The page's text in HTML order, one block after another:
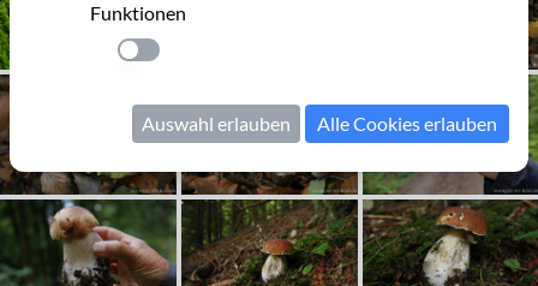
Funktionen
Einstellung anwenden
Auswahl erlauben Alle Cookies erlauben